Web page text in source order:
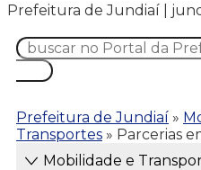
Prefeitura de Jundiaí |
Prefeitura de Jundiaí »
Transportes » Parcerias
Mobilidade e